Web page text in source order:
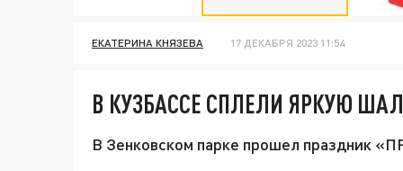
ЕКАТЕРИНА КНЯЗЕВА 17 ДЕКАБРЯ 2023 11:54
В КУЗБАССЕ СПЛЕЛИ ЯРКУЮ
В Зенковском парке прошел праздник